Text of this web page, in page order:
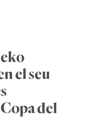
el seu
del